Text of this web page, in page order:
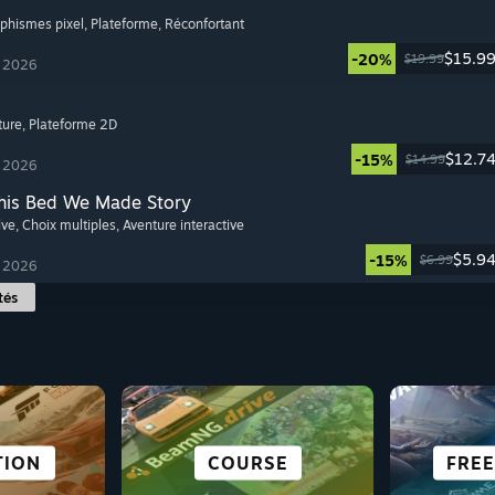
pixel , Plateforme, Réconfortant
2026 -20% $19.99$15.99
, Plateforme 2D
2026 -15% $14.99$12.74
Bed We Made Story
, Choix multiples, Aventure interactive
2026 -15% $6.99$5.94
COURSE
COMBAT
MONDE OUVERT
SURVIE